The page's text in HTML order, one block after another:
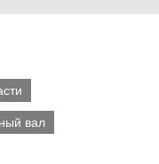
вал